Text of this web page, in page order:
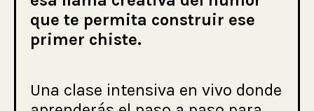
que te permita construir ese
primer chiste.
Una clase intensiva en vivo donde